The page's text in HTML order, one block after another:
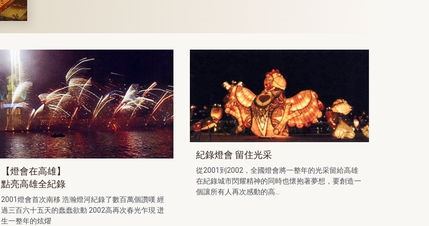
【燈會在高雄】
點亮高雄全紀錄
2001燈會首次南移 浩瀚燈河紀錄了數百萬個讚嘆 經
過三百六十五天的蠢蠢欲動 2002高再次春光乍現 迸
生一整年的炫燿
紀錄燈會 留住光采
從2001到2002，全國燈會將一整年的光采留給高雄
在紀錄城市閃耀精神的同時也懷抱著夢想，要創造一
個讓所有人再次感動的高...